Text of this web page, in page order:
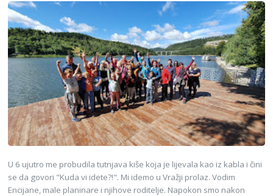
U 6 ujutro me probudila tutnjava kiše koja je lijevala kao iz kabla i čini
se da govori "Kuda vi idete?!". Mi idemo u Vražji prolaz. Vodim
Encijane, male planinare i njihove roditelje. Napokon smo nakon